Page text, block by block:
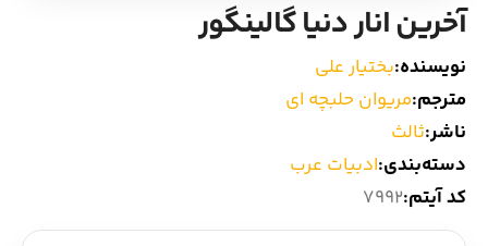
ادبیات
آخرین انار دنیا گالینگور
نویسنده:بختیار علی
مترجم:مریوان حلبچه ای
ناشر:ثالث
دسته‌بندی:ادبیات عرب
کد آیتم:7992